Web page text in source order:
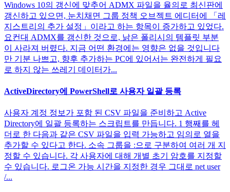
Windows 10의 갱신에 맞추어 ADMX 파일을 율의로 최신판에
갱신하고 있으면, 눈치채면 그룹 정책 오브젝트 에디터에 「레
지스트리의 추가 설정」이라고 하는 항목이 증가하고 있었다.
요컨대 ADMX를 갱신한 것으로, 낡은 폴리시의 템플릿 부분
이 사라져 버렸다. 지금 어떤 환경에는 영향은 없을 것입니다
만 기분 나쁘고, 향후 추가하는 PC에 있어서는 완전하게 필요
로 하지 않는 쓰레기 데이터가...
ActiveDirectory에 PowerShell로 사용자 일괄 등록
사용자 계정 정보가 포함 된 CSV 파일을 준비하고 Active
Directory에 일괄 등록하는 스크립트를 만듭니다. 1 행째를 헤
더로 한 다음과 같은 CSV 파일을 입력 가능하고 임의로 열을
추가할 수 있다고 한다. 소속 그룹을 :으로 구분하여 여러 개 지
정할 수 있습니다. 각 사용자에 대해 개별 초기 암호를 지정할
수 있습니다. 로그온 가능 시간을 지정한 경우 그대로 net user
/...